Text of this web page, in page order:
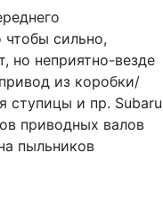
сильно,
но неприятно-везде
из коробки/
ступицы и пр. Subaru
приводных валов
пыльников